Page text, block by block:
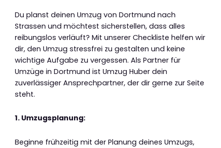
Du planst deinen Umzug von Dortmund nach
Strassen und möchtest sicherstellen, dass alles
reibungslos verläuft? Mit unserer Checkliste helfen wir
dir, den Umzug stressfrei zu gestalten und keine
wichtige Aufgabe zu vergessen. Als Partner für
Umzüge in Dortmund ist Umzug Huber dein
zuverlässiger Ansprechpartner, der dir gerne zur Seite
steht.
1. Umzugsplanung:
Beginne frühzeitig mit der Planung deines Umzugs,